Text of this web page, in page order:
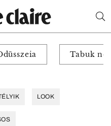
Tabuk
LOOK